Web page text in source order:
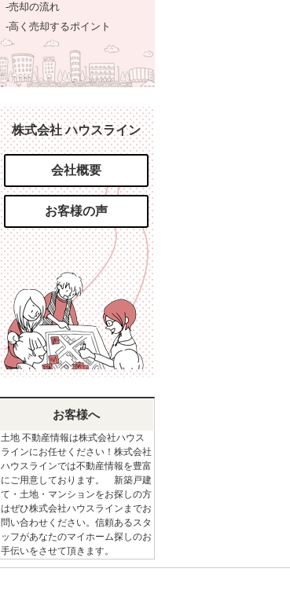
-売却の流れ
-高く売却するポイント
株式会社 ハウスライン
会社概要
お客様の声
お客様へ
土地 不動産情報は株式会社ハウス
ラインにお任せください！株式会社
ハウスラインでは不動産情報を豊富
にご用意しております。 新築戸建
て・土地・マンションをお探しの方
はぜひ株式会社ハウスラインまでお
問い合わせください。信頼あるスタ
ッフがあなたのマイホーム探しのお
手伝いをさせて頂きます。